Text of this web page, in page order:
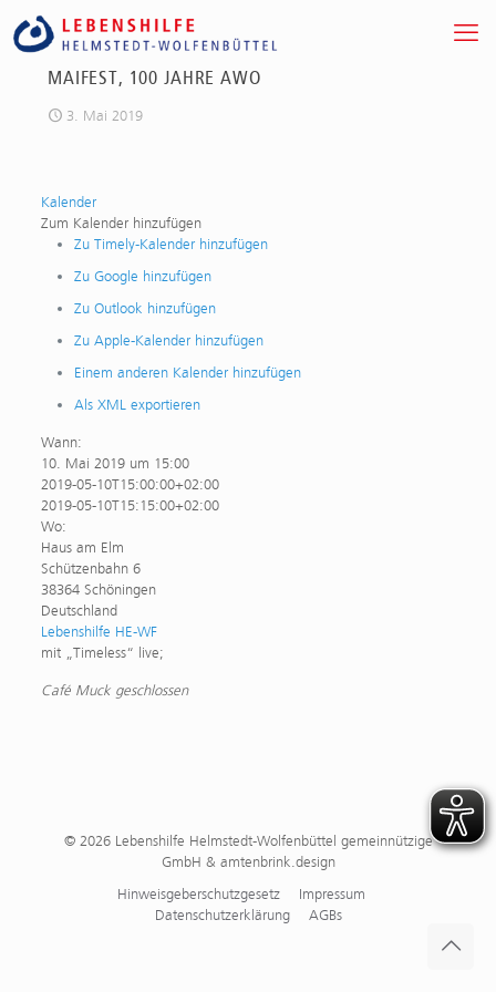
MAIFEST, 100 JAHRE AWO
3. Mai 2019
Kalender
Zum Kalender hinzufügen
Zu Timely-Kalender hinzufügen
Zu Google hinzufügen
Zu Outlook hinzufügen
Zu Apple-Kalender hinzufügen
Einem anderen Kalender hinzufügen
Als XML exportieren
Wann:
10. Mai 2019 um 15:00
2019-05-10T15:00:00+02:00
2019-05-10T15:15:00+02:00
Wo:
Haus am Elm
Schützenbahn 6
38364 Schöningen
Deutschland
Lebenshilfe HE-WF
mit „Timeless“ live;
Café Muck geschlossen
© 2026 Lebenshilfe Helmstedt-Wolfenbüttel gemeinnützige
GmbH & amtenbrink.design
Hinweisgeberschutzgesetz
Impressum
Datenschutzerklärung
AGBs